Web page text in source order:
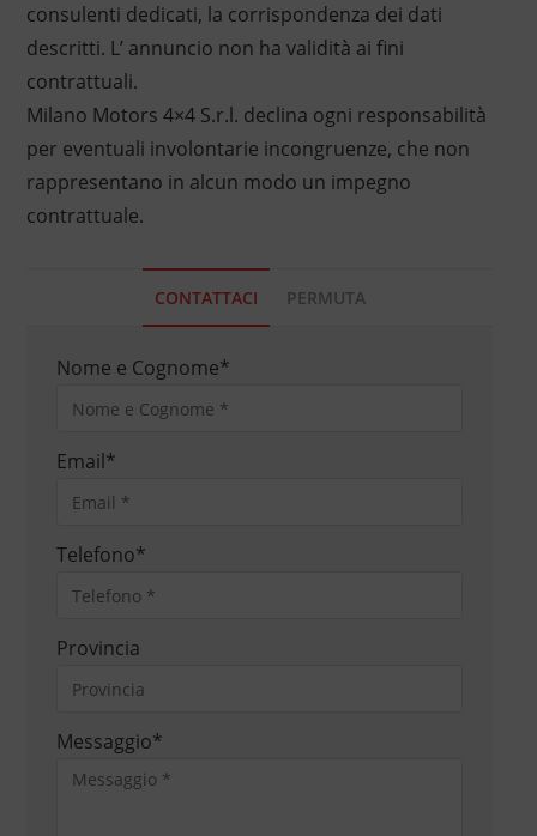
consulenti dedicati, la corrispondenza dei dati
descritti. L’ annuncio non ha validità ai fini
contrattuali.
Milano Motors 4×4 S.r.l. declina ogni responsabilità
per eventuali involontarie incongruenze, che non
rappresentano in alcun modo un impegno
contrattuale.
CONTATTACI PERMUTA
Nome e Cognome*
Email*
Telefono*
Provincia
Messaggio*